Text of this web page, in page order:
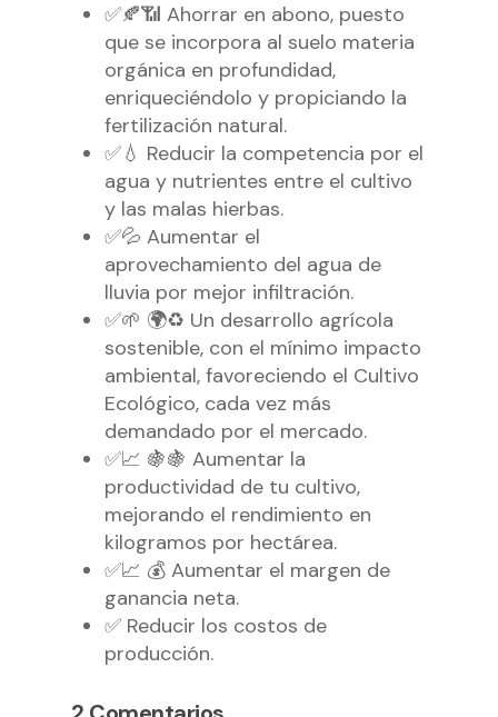
✅🍂📶 Ahorrar en abono, puesto
que se incorpora al suelo materia
orgánica en profundidad,
enriqueciéndolo y propiciando la
fertilización natural.
✅💧 Reducir la competencia por el
agua y nutrientes entre el cultivo
y las malas hierbas.
✅💦 Aumentar el
aprovechamiento del agua de
lluvia por mejor infiltración.
✅🌱 🌍♻️ Un desarrollo agrícola
sostenible, con el mínimo impacto
ambiental, favoreciendo el Cultivo
Ecológico, cada vez más
demandado por el mercado.
✅📈 🍇🍇 Aumentar la
productividad de tu cultivo,
mejorando el rendimiento en
kilogramos por hectárea.
✅📈 💰 Aumentar el margen de
ganancia neta.
✅ Reducir los costos de
producción.